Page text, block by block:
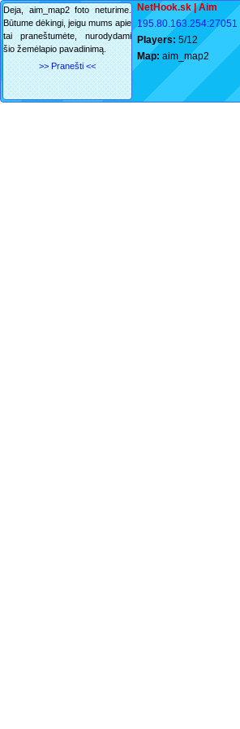
Deja, aim_map2 foto neturime.
Būtume dėkingi, jeigu mums apie
tai praneštumėte, nurodydami
šio žemėlapio pavadinimą.
>> Pranešti <<
NetHook.sk | Aim
195.80.163.254:27051
Players: 5/12
Map: aim_map2